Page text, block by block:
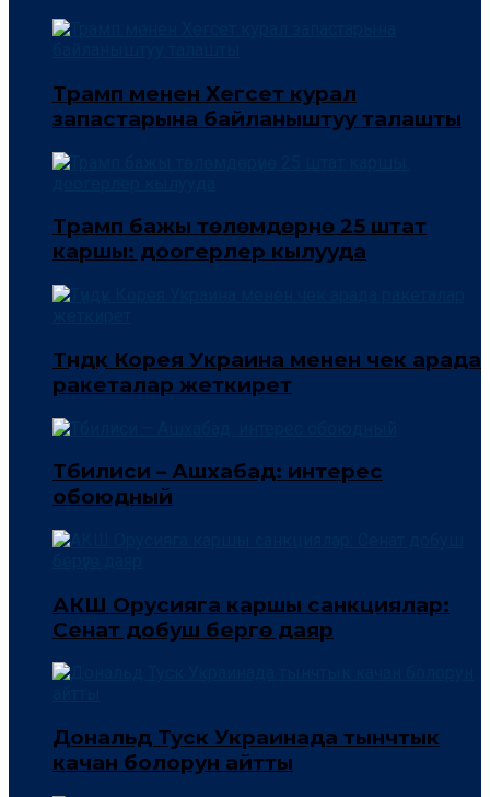
Трамп менен Хегсет курал
запастарына байланыштуу талашты
Трамп бажы төлөмдөрүнө 25 штат
каршы: доогерлер кылууда
Түндүк Корея Украина менен чек арада
ракеталар жеткирет
Тбилиси – Ашхабад: интерес
обоюдный
АКШ Орусияга каршы санкциялар:
Сенат добуш берүүгө даяр
Дональд Туск Украинада тынчтык
качан болорун айтты